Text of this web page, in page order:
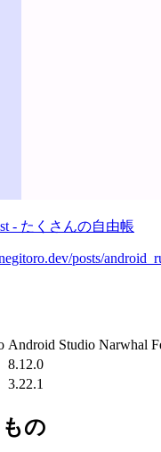
- たくさんの自由帳
posts/
Android Studio Narwhal
8.12.0
3.22.1
の